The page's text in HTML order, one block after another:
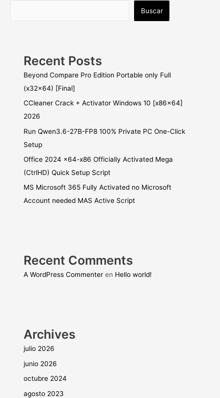
Buscar
Recent Posts
Beyond Compare Pro Edition Portable only Full
(x32x64) [Final]
CCleaner Crack + Activator Windows 10 [x86x64]
2026
Run Qwen3.6-27B-FP8 100% Private PC One-Click
Setup
Office 2024 x64-x86 Officially Activated Mega
(CtrlHD) Quick Setup Script
MS Microsoft 365 Fully Activated no Microsoft
Account needed MAS Active Script
Recent Comments
A WordPress Commenter en Hello world!
Archives
julio 2026
junio 2026
octubre 2024
agosto 2023